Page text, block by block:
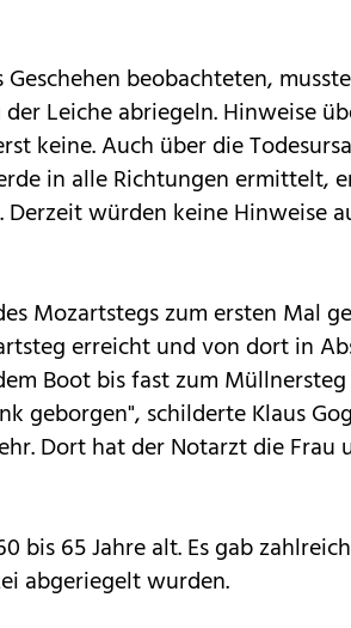
beobachteten,
Leiche abriegeln. Hinweise
keine. Auch über die
in alle Richtungen ermittelt,
Derzeit würden keine Hinweise
Mozartstegs zum ersten Mal
erreicht und von dort in
Boot bis fast zum
geborgen", schilderte Klaus
Dort hat der Notarzt die Frau
bis 65 Jahre alt. Es gab
abgeriegelt wurden.